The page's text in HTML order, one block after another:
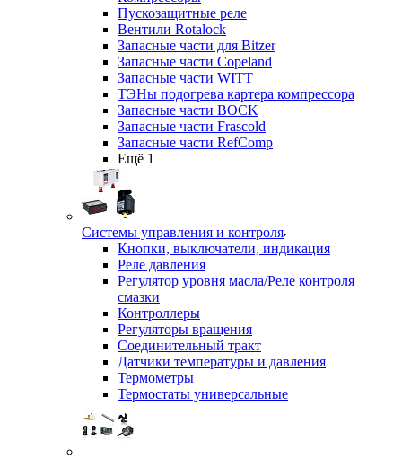
Пускозащитные реле
Вентили Rotalock
Запасные части для Bitzer
Запасные части Copeland
Запасные части WITT
ТЭНы подогрева картера компрессора
Запасные части BOCK
Запасные части Frascold
Запасные части RefComp
Ещё 1
Системы управления и контроля
Кнопки, выключатели, индикация
Реле давления
Регулятор уровня масла/Реле контроля
смазки
Контроллеры
Регуляторы вращения
Соединительный тракт
Датчики температуры и давления
Термометры
Термостаты универсальные